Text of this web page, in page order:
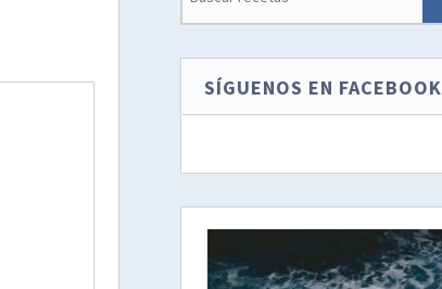
SÍGUENOS EN FACEBOOK